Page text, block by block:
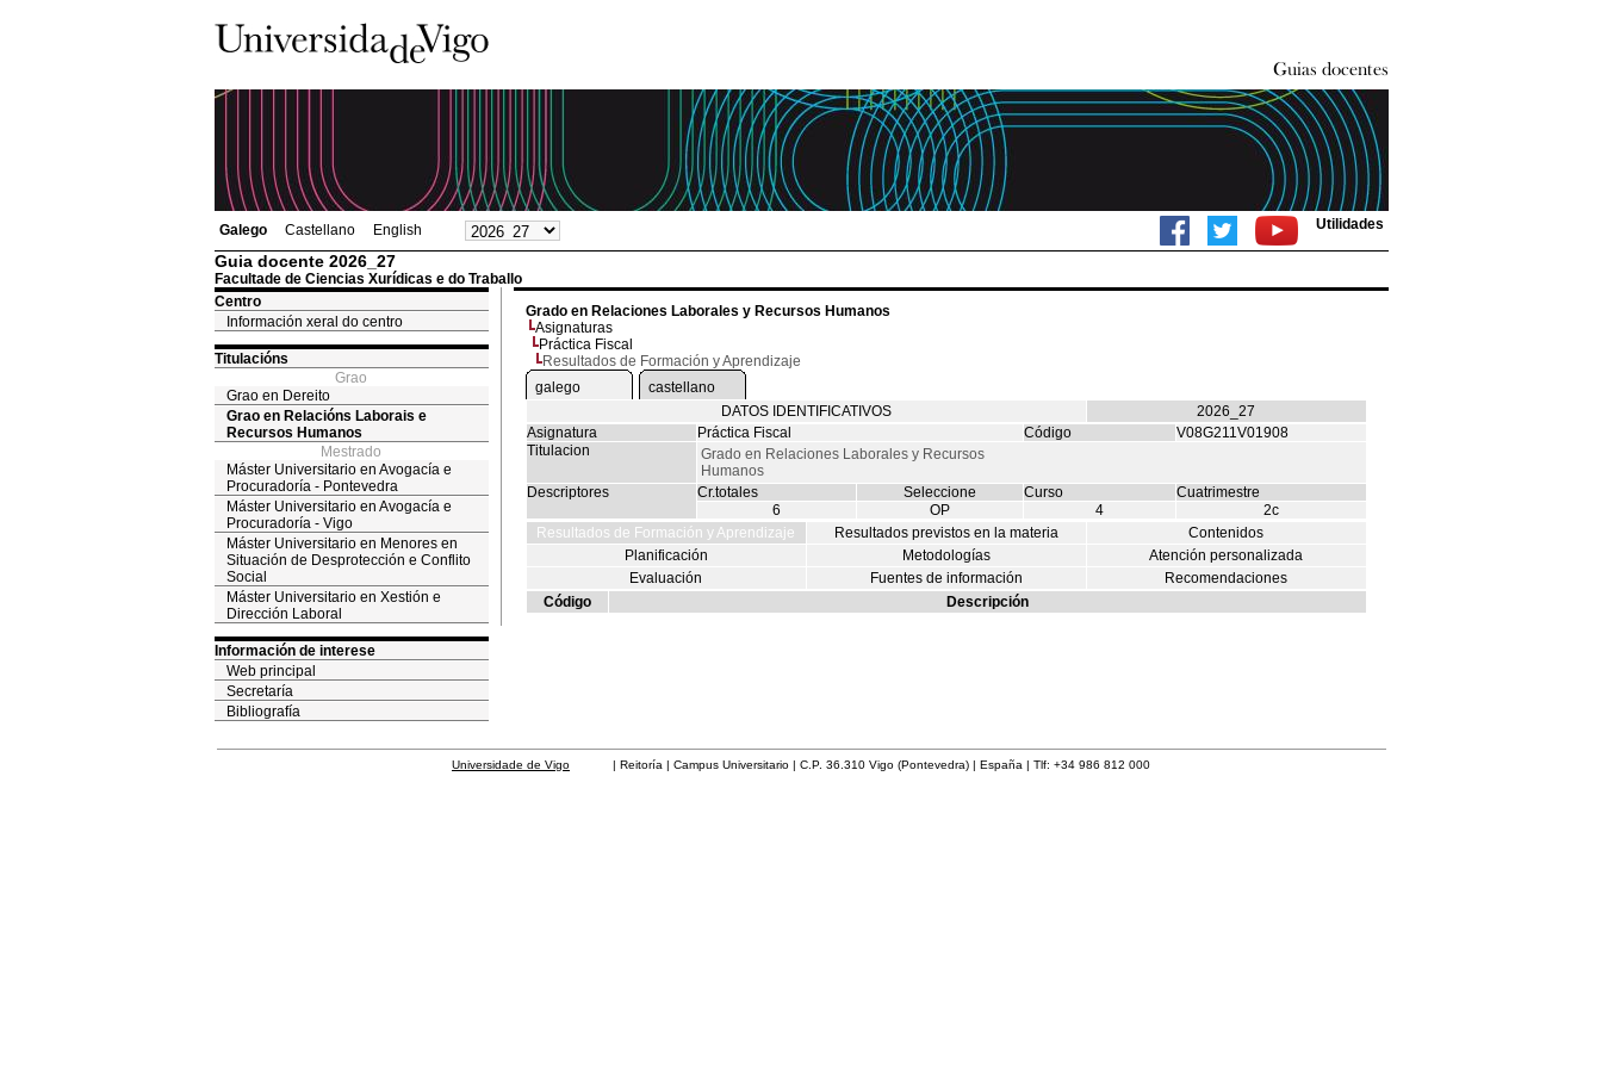
Galego Castellano English Utilidades
Guia docente 2026_27
Facultade de Ciencias Xurídicas e do Traballo
Centro
Información xeral do centro
Titulacións
Grao
Grao en Dereito
Grao en Relacións Laborais e
Recursos Humanos
Mestrado
Máster Universitario en Avogacía e
Procuradoría - Pontevedra
Máster Universitario en Avogacía e
Procuradoría - Vigo
Máster Universitario en Menores en
Situación de Desprotección e Conflito
Social
Máster Universitario en Xestión e
Dirección Laboral
Información de interese
Web principal
Secretaría
Bibliografía
Grado en Relaciones Laborales y Recursos Humanos
Asignaturas
Práctica Fiscal
Resultados de Formación y Aprendizaje
galego
castellano
DATOS IDENTIFICATIVOS
2026_27
Asignatura
Práctica Fiscal Código
V08G211V01908
Titulacion
Grado en Relaciones Laborales y Recursos
Humanos
Descriptores
Cr.totales Seleccione Curso
Cuatrimestre
6
OP 4
2c
Resultados de Formación y Aprendizaje
Resultados previstos en la materia
Contenidos
Planificación
Metodologías
Atención personalizada
Evaluación
Fuentes de información
Recomendaciones
Código
Descripción
Universidade de Vigo | Reitoría | Campus Universitario | C.P. 36.310 Vigo (Pontevedra) | España | Tlf: +34 986 812 000